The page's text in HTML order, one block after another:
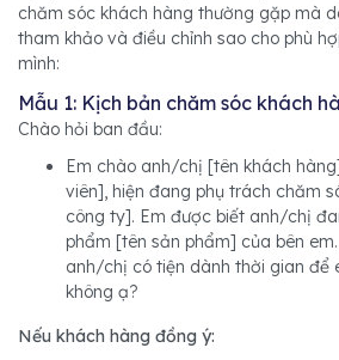
chăm sóc khách hàng thường gặp mà
tham khảo và điều chỉnh sao cho phù
mình:
Mẫu 1: Kịch bản chăm sóc khách
Chào hỏi ban đầu:
Em chào anh/chị [tên khách
viên], hiện đang phụ trách chăm
công ty]. Em được biết anh/chị
phẩm [tên sản phẩm] của bên
anh/chị có tiện dành thời gian để
không ạ?
Nếu khách hàng đồng ý: